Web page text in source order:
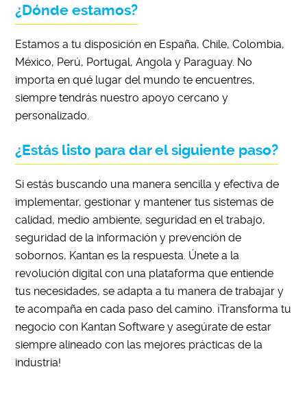
¿Dónde estamos?
Estamos a tu disposición en España, Chile, Colombia,
México, Perú, Portugal, Angola y Paraguay. No
importa en qué lugar del mundo te encuentres,
siempre tendrás nuestro apoyo cercano y
personalizado.
¿Estás listo para dar el siguiente paso?
Si estás buscando una manera sencilla y efectiva de
implementar, gestionar y mantener tus sistemas de
calidad, medio ambiente, seguridad en el trabajo,
seguridad de la información y prevención de
sobornos, Kantan es la respuesta. Únete a la
revolución digital con una plataforma que entiende
tus necesidades, se adapta a tu manera de trabajar y
te acompaña en cada paso del camino. ¡Transforma tu
negocio con Kantan Software y asegúrate de estar
siempre alineado con las mejores prácticas de la
industria!